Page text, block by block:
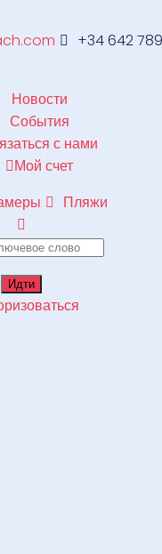
+34 642
Новости
События
с нами
Мой счет
Пляжи